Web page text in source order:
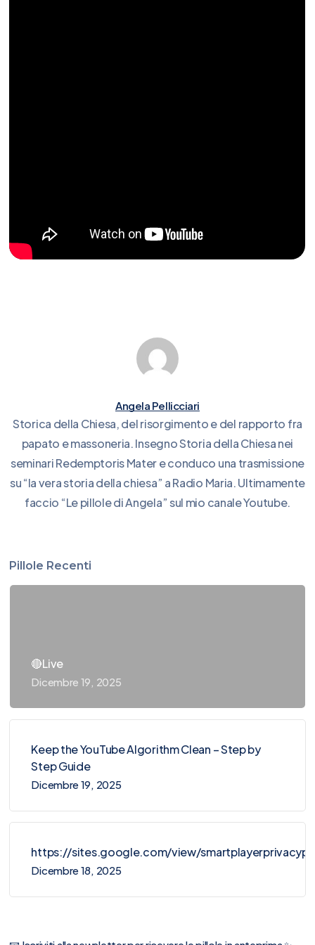
Angela Pellicciari
Storica della Chiesa, del risorgimento e del rapporto fra
papato e massoneria. Insegno Storia della Chiesa nei
seminari Redemptoris Mater e conduco una trasmissione
su “la vera storia della chiesa” a Radio Maria. Ultimamente
faccio “Le pillole di Angela” sul mio canale Youtube.
Pillole Recenti
🔴Live
Dicembre 19, 2025
Keep the YouTube Algorithm Clean – Step by
Step Guide
Dicembre 19, 2025
https://sites.google.com/view/
Dicembre 18, 2025